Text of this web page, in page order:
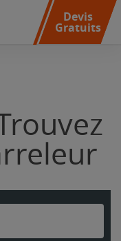
Devis
Gratuits